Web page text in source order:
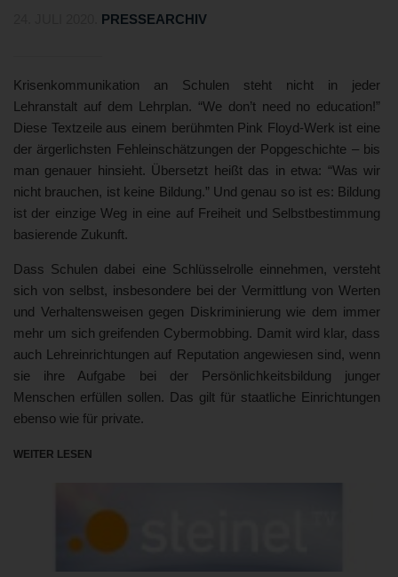
PRESSEARCHIV
Krisenkommunikation an Schulen steht nicht in jeder
Lehranstalt auf dem Lehrplan. “We don’t need no education!”
Diese Textzeile aus einem berühmten Pink Floyd-Werk ist eine
der ärgerlichsten Fehleinschätzungen der Popgeschichte – bis
man genauer hinsieht. Übersetzt heißt das in etwa: “Was wir
nicht brauchen, ist keine Bildung.” Und genau so ist es: Bildung
ist der einzige Weg in eine auf Freiheit und Selbstbestimmung
basierende Zukunft.
Dass Schulen dabei eine Schlüsselrolle einnehmen, versteht
sich von selbst, insbesondere bei der Vermittlung von Werten
und Verhaltensweisen gegen Diskriminierung wie dem immer
mehr um sich greifenden Cybermobbing. Damit wird klar, dass
auch Lehreinrichtungen auf Reputation angewiesen sind, wenn
sie ihre Aufgabe bei der Persönlichkeitsbildung junger
Menschen erfüllen sollen. Das gilt für staatliche Einrichtungen
ebenso wie für private.
WEITER LESEN